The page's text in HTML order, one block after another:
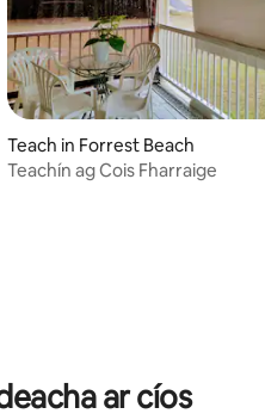
Teach in Forrest Beach
Teachín ag Cois Fharraige
ar cíos